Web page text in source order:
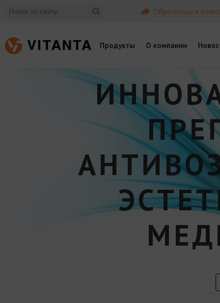
Обратиться в
Продукты О компании